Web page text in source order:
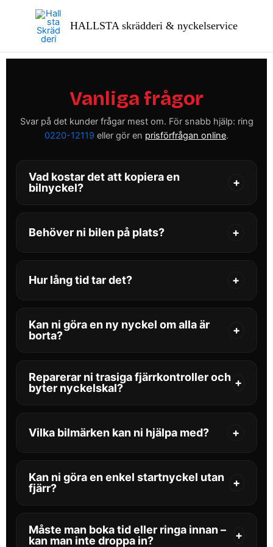
HALLSTA skrädderi & nyckelservice
Vanliga frågor
Svar på det kunder frågar mest om. För snabb hjälp: ring
0220-12119 eller gör en prisförfrågan online.
Vad kostar det att kopiera en
bilnyckel?
+
fjärrnyckel eller enkel startnyckel med startspärr.
Skicka gärna reg.nr eller märke, modell och
Behöver ni bilen på plats? +
programmeringen för att säkerställa att allt fungerar
korrekt. Ta med alla befintliga nycklar (om några
Hur lång tid tar det? +
vanligtvis 30–60 minuter beroende på bilmodell och
system.
Kan ni göra en ny nyckel om alla är
borta?
+
gäller för just din bil.
Reparerar ni trasiga fjärrkontroller och
byter nyckelskal?
+
elektronik (t.ex. löda kontakter). Vi testar funktionen
efter arbetet.
Vilka bilmärken kan ni hjälpa med? +
Skoda, Seat, Peugeot, Citroën, Renault, Ford, Opel
m.fl. Hör av dig med din modell.
Kan ni göra en enkel startnyckel utan
fjärr?
+
startspärr) är ett prisvärt reservalternativ om
fjärrfunktion inte behövs.
Måste man boka tid eller ringa innan –
kan man inte droppa in?
+